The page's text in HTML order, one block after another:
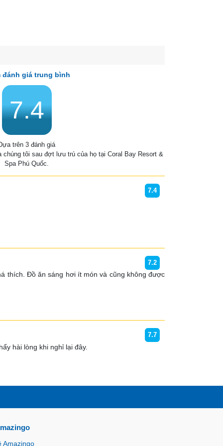
đánh giá trung bình
7.4
trên 3 đánh giá
tôi sau đợt lưu trú của họ tại Coral Bay Resort &
Spa Phú Quốc.
7.4
7.2
thích. Đồ ăn sáng hơi ít món và cũng không được
7.7
hài lòng khi nghỉ lại đây.
Amazingo